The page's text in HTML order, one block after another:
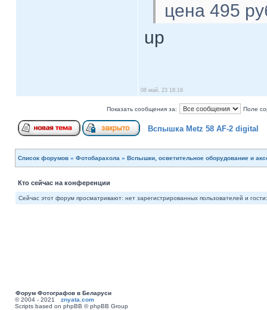
цена 495
up
08 май, 23 18:19
Показать сообщения за: Поле
Вспышка Metz 58 AF-2 digital
Список форумов » Фотобарахола » Вспышки, осветительное оборудование и
Кто сейчас на конференции
Сейчас этот форум просматривают: нет зарегистрированных пользователей и
Форум Фотографов в Беларуси
© 2004 - 2021 znyata.com
Scripts based on phpBB © phpBB Group